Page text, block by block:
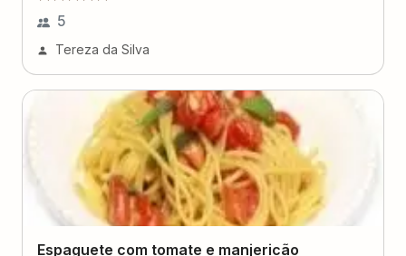
5
Tereza da Silva
Espaguete com tomate e manjericão